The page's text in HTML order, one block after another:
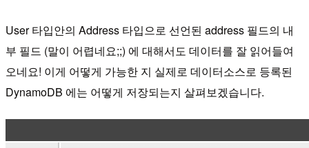
User 타입안의 Address 타입으로 선언된 address 필드의 내
부 필드 (말이 어렵네요;;) 에 대해서도 데이터를 잘 읽어들여
오네요! 이게 어떻게 가능한 지 실제로 데이터소스로 등록된
DynamoDB 에는 어떻게 저장되는지 살펴보겠습니다.